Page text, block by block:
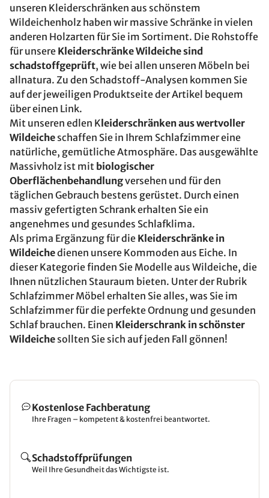
unseren Kleiderschränken aus schönstem
Wildeichenholz haben wir massive Schränke in vielen
anderen Holzarten für Sie im Sortiment. Die Rohstoffe
für unsere Kleiderschränke Wildeiche sind
schadstoffgeprüft, wie bei allen unseren Möbeln bei
allnatura. Zu den Schadstoff-Analysen kommen Sie
auf der jeweiligen Produktseite der Artikel bequem
über einen Link.
Mit unseren edlen K leiderschränken aus wertvoller
Wildeiche schaffen Sie in Ihrem Schlafzimmer eine
natürliche, gemütliche Atmosphäre. Das ausgewählte
Massivholz ist mit biologischer
Oberflächenbehandlungversehen und für den
täglichen Gebrauch bestens gerüstet. Durch einen
massiv gefertigten Schrank erhalten Sie ein
angenehmes und gesundes Schlafklima.
Als prima Ergänzung für die Kleiderschränke in
Wildeichedienen unsere Kommoden aus Eiche. In
dieser Kategorie finden Sie Modelle aus Wildeiche, die
Ihnen nützlichen Stauraum bieten. Unter der Rubrik
Schlafzimmer Möbel erhalten Sie alles, was Sie im
Schlafzimmer für die perfekte Ordnung und gesunden
Schlaf brauchen. Einen Kleiderschrank in schönster
Wildeiche sollten Sie sich auf jeden Fall gönnen!
Kostenlose Fachberatung
Ihre Fragen – kompetent & kostenfrei beantwortet.
Schadstoffprüfungen
Weil Ihre Gesundheit das Wichtigste ist.